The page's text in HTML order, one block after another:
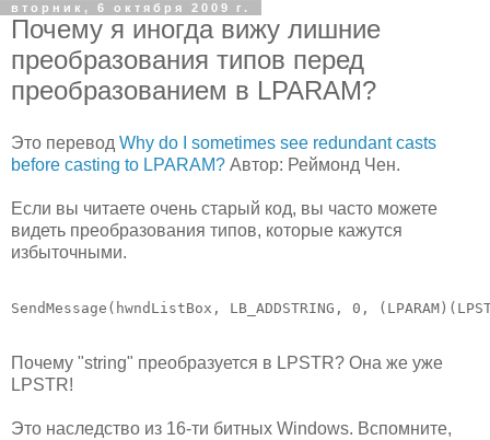
вторник, 6 октября 2009 г.
Почему я иногда вижу лишние
преобразования типов перед
преобразованием в LPARAM?
Это перевод Why do I sometimes see redundant casts
before casting to LPARAM? Автор: Реймонд Чен.
Если вы читаете очень старый код, вы часто можете
видеть преобразования типов, которые кажутся
избыточными.
SendMessage(hwndListBox, LB_ADDSTRING, 0,
Почему "string" преобразуется в LPSTR? Она же уже
LPSTR!
Это наследство из 16-ти битных Windows. Вспомните,